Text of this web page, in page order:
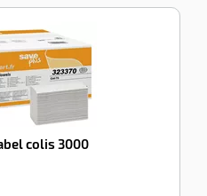
colis 3000